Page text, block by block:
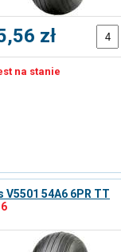
zł
na stanie
V5501 54A6 6PR TT